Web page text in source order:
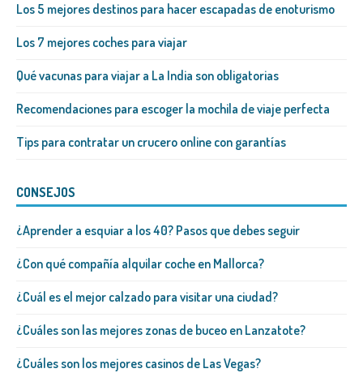
Los 5 mejores destinos para hacer escapadas de enoturismo
Los 7 mejores coches para viajar
Qué vacunas para viajar a La India son obligatorias
Recomendaciones para escoger la mochila de viaje perfecta
Tips para contratar un crucero online con garantías
CONSEJOS
¿Aprender a esquiar a los 40? Pasos que debes seguir
¿Con qué compañía alquilar coche en Mallorca?
¿Cuál es el mejor calzado para visitar una ciudad?
¿Cuáles son las mejores zonas de buceo en Lanzatote?
¿Cuáles son los mejores casinos de Las Vegas?